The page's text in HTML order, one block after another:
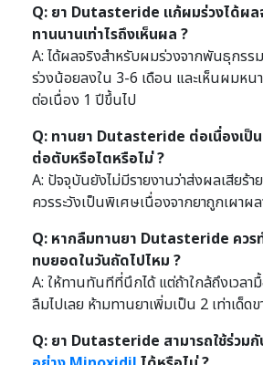
Q: ยา Dutasteride แก้ผมร่วงได้ผล
ทานนานเท่าไรถึงเห็นผล ?
A: ได้ผลจริงสำหรับผมร่วงจากพันธุกรรม
ร่วงน้อยลงใน 3-6 เดือน และเห็นผมหน
ต่อเนื่อง 1 ปีขึ้นไป
Q: ทานยา Dutasteride ต่อเนื่องเป็
ต่อตับหรือไตหรือไม่ ?
A: ปัจจุบันยังไม่มีรายงานว่าส่งผลเสียร้
ควรระวังเป็นพิเศษเนื่องจากยาถูกเผา
Q: หากลืมทานยา Dutasteride ควร
ทบยอดในวันถัดไปไหม ?
A: ให้ทานทันทีที่นึกได้ แต่ถ้าใกล้ถึงเวลา
ลืมไปเลย ห้ามทานยาเพิ่มเป็น 2 เท่าเด็ดข
Q: ยา Dutasteride สามารถใช้ร่วมกั